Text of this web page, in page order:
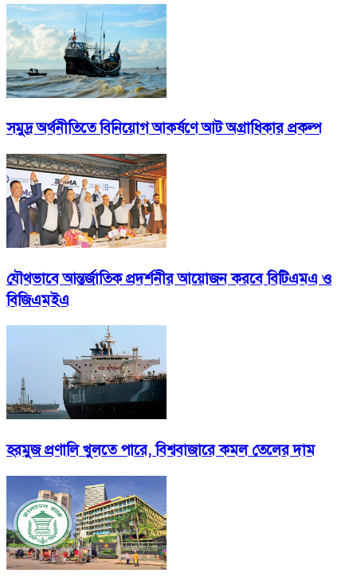
সমুদ্র অর্থনীতিতে বিনিয়োগ আকর্ষণে আট অগ্রাধিকার প্রকল্প
যৌথভাবে আন্তর্জাতিক প্রদর্শনীর আয়োজন করবে বিটিএমএ ও
বিজিএমইএ
হরমুজ প্রণালি খুলতে পারে, বিশ্ববাজারে কমল তেলের দাম